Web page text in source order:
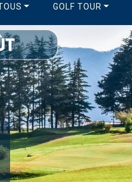
GOLF TOUR